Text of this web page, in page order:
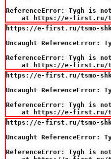
ReferenceError: Tygh is
at https://e-
https://e-first.ru/tsmo-
Uncaught ReferenceError:
ReferenceError: Tygh is
at https://e-
https://e-first.ru/tsmo-
Uncaught ReferenceError:
ReferenceError: Tygh is
at https://e-
https://e-first.ru/tsmo-
Uncaught ReferenceError:
ReferenceError: Tygh is